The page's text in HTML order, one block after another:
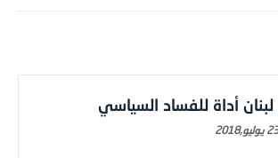
أداة للفساد السياسي
23 يوليو,2018